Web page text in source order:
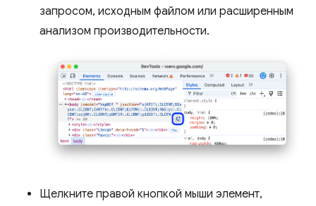
запросом, исходным файлом или расширенным
анализом производительности.
Щелкните правой кнопкой мыши элемент,